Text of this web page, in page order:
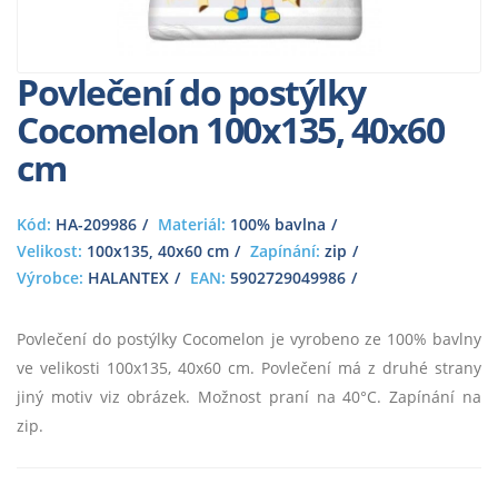
Povlečení do postýlky
Cocomelon 100x135, 40x60
cm
Kód: HA-209986 Materiál: 100% bavlna
Velikost: 100x135, 40x60 cm Zapínání: zip
Výrobce: HALANTEX EAN: 5902729049986
Povlečení do postýlky Cocomelon je vyrobeno ze 100% bavlny
ve velikosti 100x135, 40x60 cm. Povlečení má z druhé strany
jiný motiv viz obrázek. Možnost praní na 40°C. Zapínání na
zip.